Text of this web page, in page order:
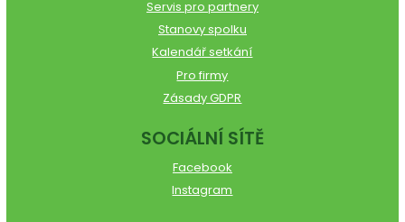
Servis pro partnery
Stanovy spolku
Kalendář setkání
Pro firmy
Zásady GDPR
SOCIÁLNÍ SÍTĚ
Facebook
Instagram